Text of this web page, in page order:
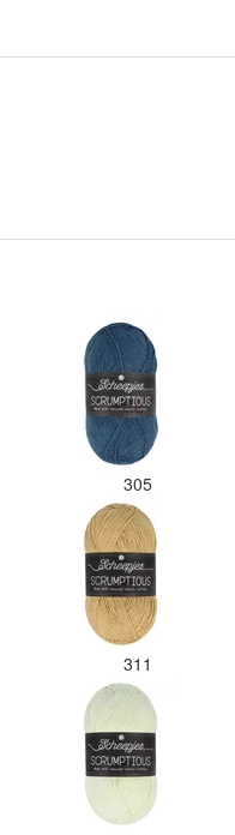
in een doos gestopt. Geen
bij de juiste bol heb
Misschien een tip om de
apart in te pakken met
sticker welke kleur het is?
zou ik deze shop
wel aanbevelen wat betreft
viltwol. Goede prijs/kwaliteit
305
311